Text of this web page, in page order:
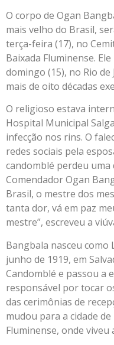
O corpo de Ogan
mais velho do Brasil,
terça-feira (17), no
Baixada Fluminense.
domingo (15), no Rio de
mais de oito décadas
O religioso estava
Hospital Municipal
infecção nos rins. O
redes sociais pela
candomblé perdeu
Comendador Ogan
Brasil, o mestre dos
tanta dor, vá em paz
mestre”, escreveu a
Bangbala nasceu como
junho de 1919, em
Candomblé e passou a
responsável por tocar
das cerimônias de
mudou para a cidade
Fluminense, onde viveu